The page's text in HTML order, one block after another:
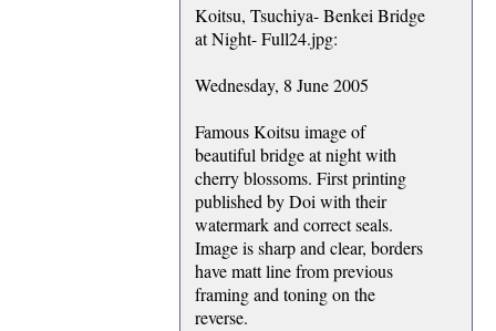
Koitsu, Tsuchiya- Benkei Bridge
at Night- Full24.jpg:
Wednesday, 8 June 2005
Famous Koitsu image of
beautiful bridge at night with
cherry blossoms. First printing
published by Doi with their
watermark and correct seals.
Image is sharp and clear, borders
have matt line from previous
framing and toning on the
reverse.